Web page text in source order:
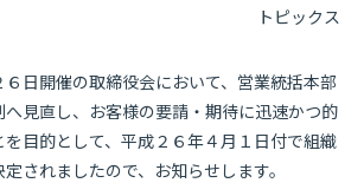
トピックス
日開催の取締役会において、営業統括本部
見直し、お客様の要請・期待に迅速かつ的
目的として、平成２６年４月１日付で組織
されましたので、お知らせします。